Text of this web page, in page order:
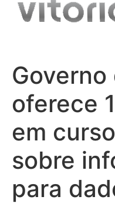
Governo
oferece
em
sobre
para